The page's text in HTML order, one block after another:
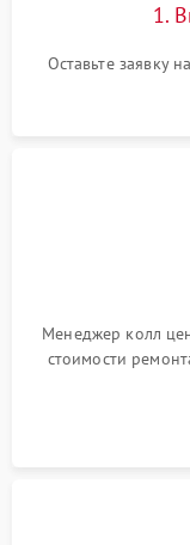
1.
Оставьте заявку
Менеджер колл
стоимости